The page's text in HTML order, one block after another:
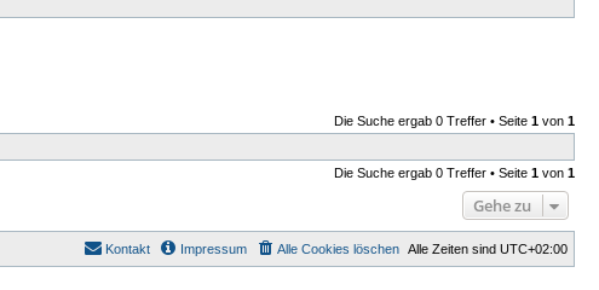
Die Suche ergab 0 Treffer • Seite 1 von 1
Die Suche ergab 0 Treffer • Seite 1 von 1
Gehe zu
Alle Zeiten sind UTC+02:00
Alle Cookies löschen
Impressum
Kontakt